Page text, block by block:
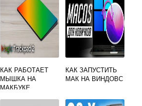
КАК РАБОТАЕТ
МЫШКА НА
МАКБУКЕ
КАК ЗАПУСТИТЬ
МАК НА ВИНДОВС